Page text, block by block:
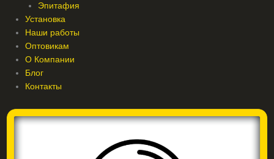
Эпитафия
Установка
Наши работы
Оптовикам
О Компании
Блог
Контакты